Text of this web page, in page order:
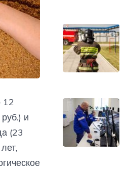
12
и
(23